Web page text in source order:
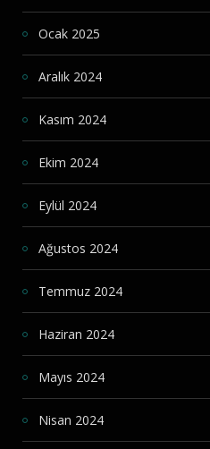
Ocak 2025
Aralık 2024
Kasım 2024
Ekim 2024
Eylül 2024
Ağustos 2024
Temmuz 2024
Haziran 2024
Mayıs 2024
Nisan 2024